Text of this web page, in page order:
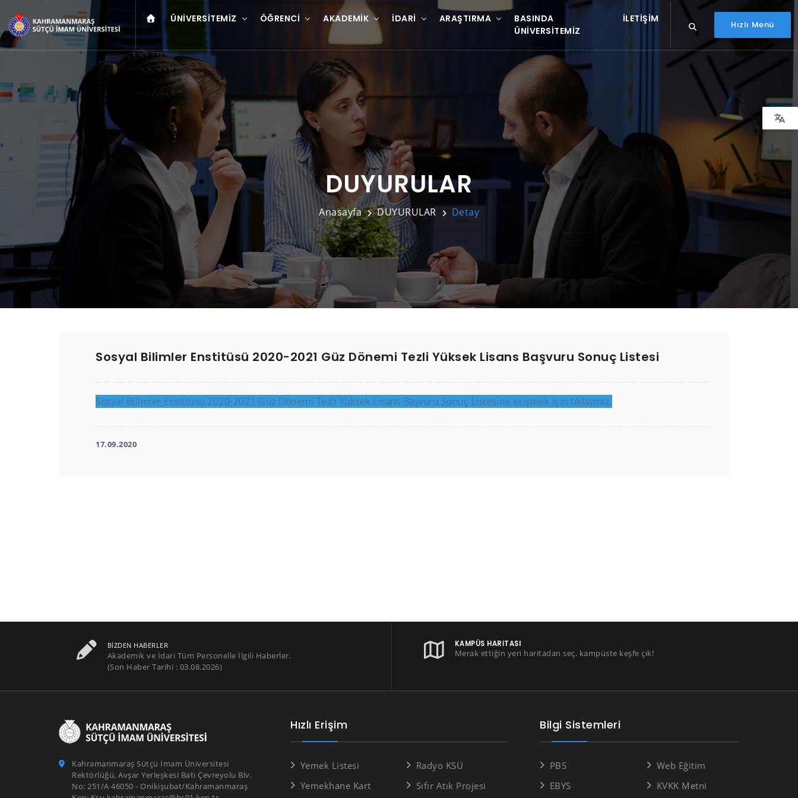
ÜNIVERSITEMIZ ÖĞRENCI AKADEMIK İDARI ARAŞTIRMA
BASINDA
ÜNIVERSITEMIZ
İLETIŞIM
Hızlı Menü
DUYURULAR
Anasayfa DUYURULAR Detay
Sosyal Bilimler Enstitüsü 2020-2021 Güz Dönemi Tezli Yüksek Lisans Başvuru Sonuç Listesi
Sosyal Bilimler Enstitüsü 2020-2021 Güz Dönemi Tezli Yüksek Lisans Başvuru Sonuç Listesine erişmek için tıklayınız.
17.09.2020
BIZDEN HABERLER
Akademik ve İdari Tüm Personelle İlgili Haberler.
(Son Haber Tarihi : 03.08.2026)
KAMPÜS HARITASI
Merak ettiğin yeri haritadan seç, kampüste keşfe çık!
Kahramanmaraş Sütçü İmam Üniversitesi
Rektörlüğü, Avşar Yerleşkesi Batı Çevreyolu Blv.
No: 251/A 46050 - Onikişubat/Kahramanmaraş
Hızlı Erişim
Yemek Listesi
Yemekhane Kart
Radyo KSÜ
Sıfır Atık Projesi
Bilgi Sistemleri
PBS
EBYS
Web Eğitim
KVKK Metni